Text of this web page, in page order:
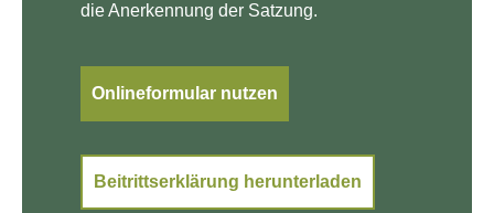
die Anerkennung der Satzung.
Onlineformular nutzen
Beitrittserklärung herunterladen